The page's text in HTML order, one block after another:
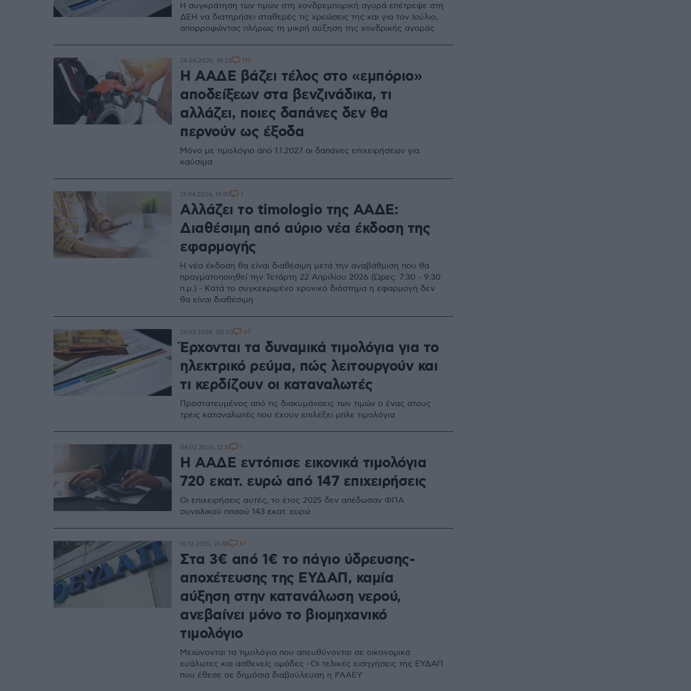
Η συγκράτηση των τιμών στη χονδρεμπορική αγορά επέτρεψε στη
ΔΕΗ να διατηρήσει σταθερές τις χρεώσεις της και για τον Ιούλιο,
απορροφώντας πλήρως τη μικρή αύξηση της χονδρικής αγοράς
Η ΑΑΔΕ βάζει τέλος στο «εμπόριο»
αποδείξεων στα βενζινάδικα, τι
αλλάζει, ποιες δαπάνες δεν θα
περνούν ως έξοδα
Μόνο με τιμολόγιο από 1.1.2027 οι δαπάνες επιχειρήσεων για
καύσιμα
24.06.2026, 18:25 119
Αλλάζει το timologio της ΑΑΔΕ:
Διαθέσιμη από αύριο νέα έκδοση της
εφαρμογής
Η νέα έκδοση θα είναι διαθέσιμη μετά την αναβάθμιση που θα
πραγματοποιηθεί την Τετάρτη 22 Απριλίου 2026 (Ώρες: 7:30 - 9:30
π.μ.) - Kατά το συγκεκριμένο χρονικό διάστημα η εφαρμογή δεν
θα είναι διαθέσιμη
21.04.2026, 13:07 1
Έρχονται τα δυναμικά τιμολόγια για το
ηλεκτρικό ρεύμα, πώς λειτουργούν και
τι κερδίζουν οι καταναλωτές
Προστατευμένος από τις διακυμάνσεις των τιμών ο ένας στους
τρεις καταναλωτές που έχουν επιλέξει μπλε τιμολόγια
29.03.2026, 08:03 67
Η ΑΑΔΕ εντόπισε εικονικά τιμολόγια
720 εκατ. ευρώ από 147 επιχειρήσεις
Οι επιχειρήσεις αυτές, το έτος 2025 δεν απέδωσαν ΦΠΑ
συνολικού ποσού 143 εκατ. ευρώ
04.02.2026, 12:11 1
Στα 3€ από 1€ το πάγιο ύδρευσης-
αποχέτευσης της ΕΥΔΑΠ, καμία
αύξηση στην κατανάλωση νερού,
ανεβαίνει μόνο το βιομηχανικό
τιμολόγιο
Μειώνονται τα τιμολόγια που απευθύνονται σε οικονομικά
ευάλωτες και ασθενείς ομάδες - Οι τελικές εισηγήσεις της ΕΥΔΑΠ
που έθεσε σε δημόσια διαβούλευση η ΡΑΑΕΥ
18.12.2025, 21:48 67